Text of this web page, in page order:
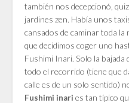
también nos decepcionó,
jardines zen. Había unos
cansados de caminar toda la
que decidimos coger uno
Fushimi Inari. Solo la
todo el recorrido (tiene que
calle es de un solo sentido)
Fushimi inari es tan típico